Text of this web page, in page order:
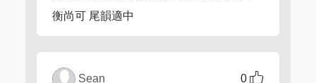
衡尚可 尾韻適中
0
Sean